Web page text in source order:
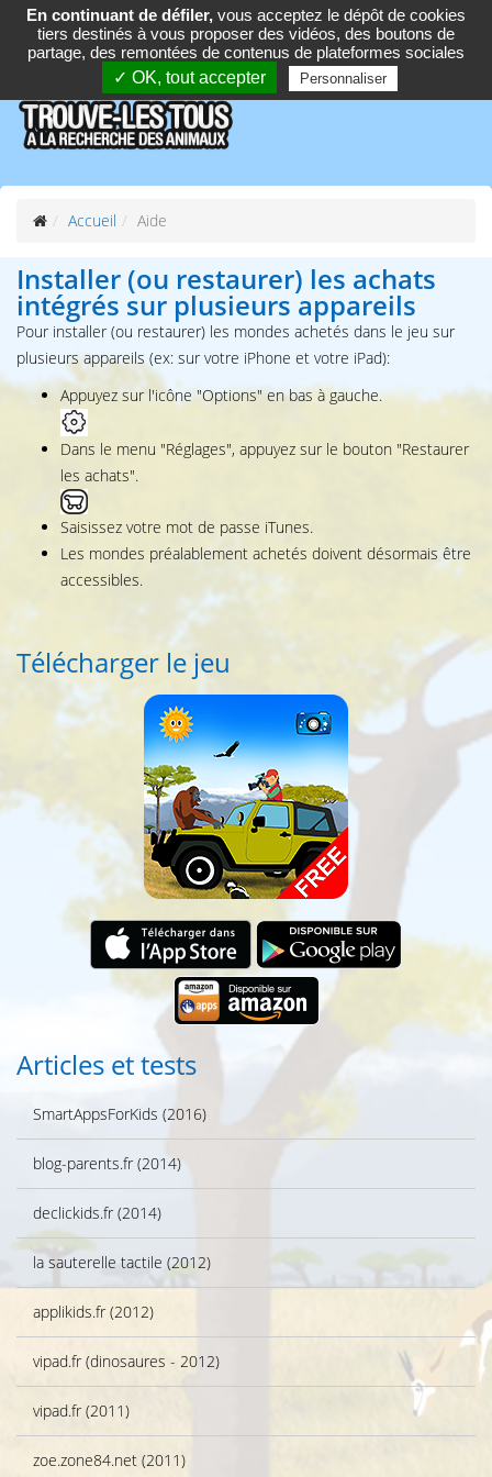
Follow :
Accueil Aide
Installer (ou restaurer) les achats
intégrés sur plusieurs appareils
Pour installer (ou restaurer) les mondes achetés dans le jeu sur
plusieurs appareils (ex: sur votre iPhone et votre iPad):
Appuyez sur l'icône "Options" en bas à gauche.
Dans le menu "Réglages", appuyez sur le bouton "Restaurer
les achats".
Saisissez votre mot de passe iTunes.
Les mondes préalablement achetés doivent désormais être
accessibles.
Télécharger le jeu
Articles et tests
SmartAppsForKids (2016)
blog-parents.fr (2014)
declickids.fr (2014)
la sauterelle tactile (2012)
applikids.fr (2012)
vipad.fr (dinosaures - 2012)
vipad.fr (2011)
zoe.zone84.net (2011)
En continuant de défiler,vous acceptez le dépôt de cookies
tiers destinés à vous proposer des vidéos, des boutons de
partage, des remontées de contenus de plateformes sociales
✓ OK, tout accepter
Personnaliser